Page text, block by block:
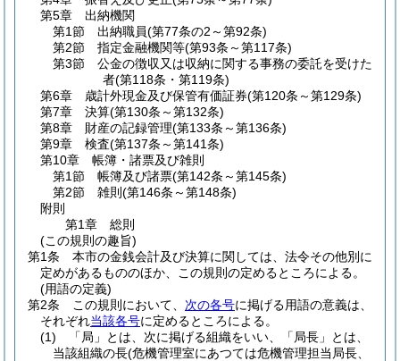
第5章
出納機関
第1節
出納職員(第77条の2～第92条)
第2節
指定金融機関等(第93条～第117条)
第3節
公金の徴収又は収納に関する事務の委託を受けた
者(第118条・第119条)
第6章
歳計外現金及び保管有価証券(第120条～第129条)
第7章
決算(第130条～第132条)
第8章
財産の記録管理(第133条～第136条)
第9章
検査(第137条～第141条)
第10章
帳簿・諸票及び雑則
第1節
帳簿及び諸票(第142条～第145条)
第2節
雑則 (第146条～第148条)
附則
第1章
総則
(この規則の趣旨)
第1条
本市の金銭会計及び決算に関しては、法令その他別に
定めがあるもののほか、この規則の定めるところによる。
(用語の定義)
第2条
この規則において、 次の各号に掲げる用語の意義は、
それぞれ当該各号に定めるところによる。
(1)
「局」とは、次に掲げる組織をいい、「局長」とは、
当該組織の長(危機管理室にあつては危機管理担当局長、